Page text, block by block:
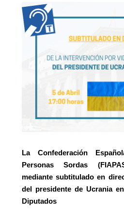
La Confederación
Personas Sordas
mediante subtitulado en
del presidente de Ucrania
Diputados